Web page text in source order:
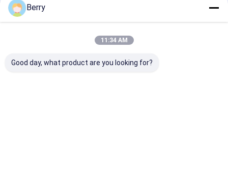
Berry
11:34 AM
Good day, what product are you looking for?